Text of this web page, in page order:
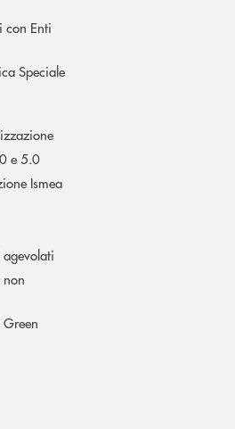
con Enti
Speciale
e 5.0
Ismea
non